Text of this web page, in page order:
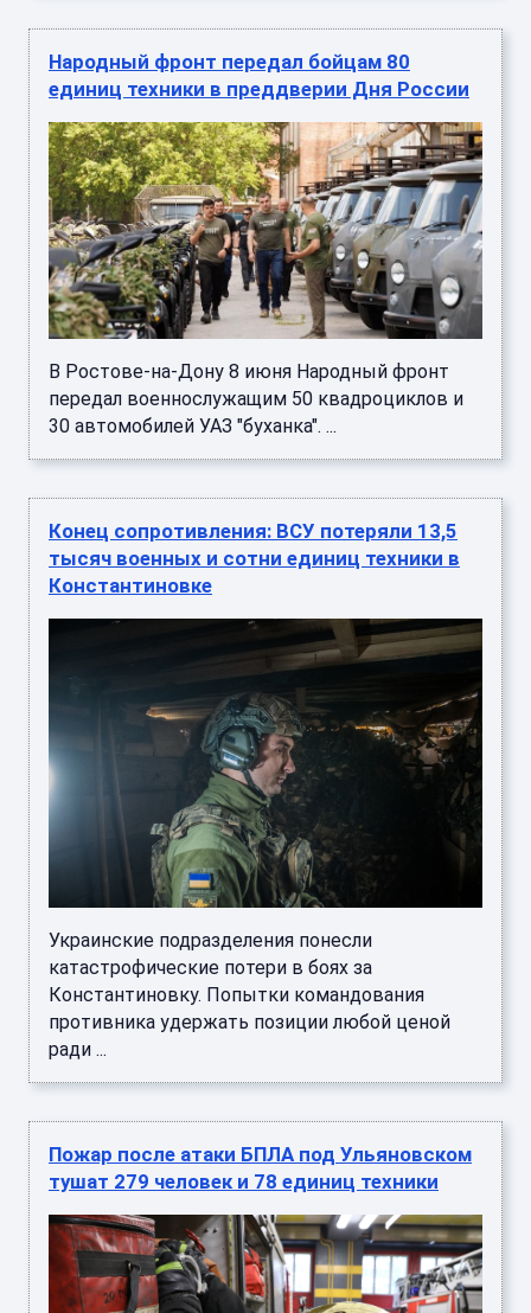
единиц техники в преддверии Дня России
передал военнослужащим 50 квадроциклов и
30 автомобилей УАЗ "буханка". ...
тысяч военных и сотни единиц техники в
Константиновке
катастрофические потери в боях за
Константиновку. Попытки командования
противника удержать позиции любой ценой
ради ...
тушат 279 человек и 78 единиц техники